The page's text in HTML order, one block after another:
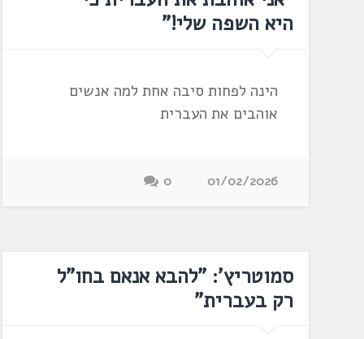
היא השפה שלי!"
הינה לפחות סיבה אחת למה אנשים
אוהבים את העברית
01/02/2026
0
סמוטריץ': "להבא אנאם בחו"ל
רק בעברית"